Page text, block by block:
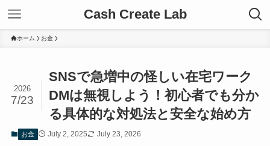
Cash Create Lab
ホーム お金
SNSで急増中の怪しい在宅ワーク
DMは無視しよう！初心者でも分か
る具体的な対処法と安全な始め方
2026
7/23
お金 July 2, 2025 July 23, 2026